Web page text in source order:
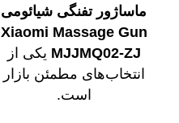
ماساژور تفنگی شیائومی
Xiaomi Massage Gun
MJJMQ02-ZJ یکی از
انتخاب‌های مطمئن بازار
است.